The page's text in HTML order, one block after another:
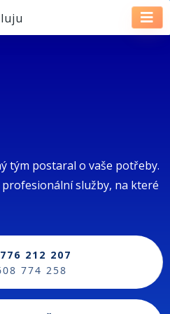
tým postaral o vaše potřeby.
služby, na které
212 207
774 258